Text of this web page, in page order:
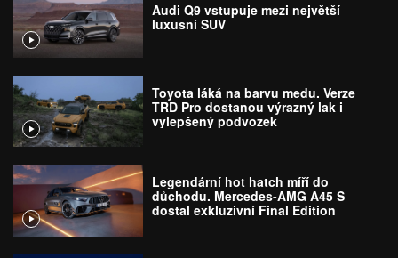
Audi Q9 vstupuje mezi největší
luxusní SUV
Toyota láká na barvu medu. Verze
TRD Pro dostanou výrazný lak i
vylepšený podvozek
Legendární hot hatch míří do
důchodu. Mercedes-AMG A45 S
dostal exkluzivní Final Edition